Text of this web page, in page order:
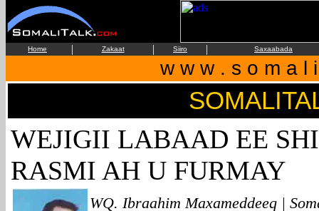
Home | Zakaat | Siiro | Saxaabada
w w w . s o m a l
WEJIGII LABAAD EE
RASMI AH U FURMAY
WQ. Ibraahim Maxameddeeq |